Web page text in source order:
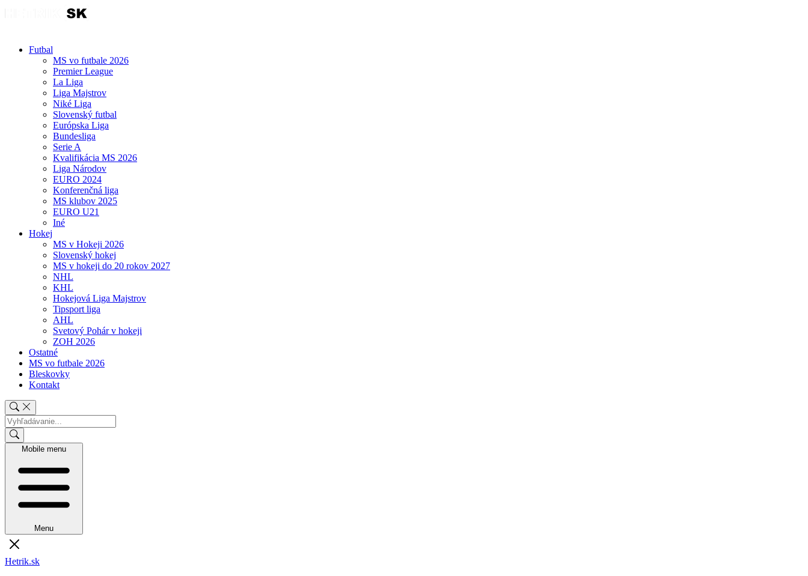
Futbal
MS vo futbale 2026
Premier League
La Liga
Liga Majstrov
Niké Liga
Slovenský futbal
Európska Liga
Bundesliga
Serie A
Kvalifikácia MS 2026
Liga Národov
EURO 2024
Konferenčná liga
MS klubov 2025
EURO U21
Iné
Hokej
MS v Hokeji 2026
Slovenský hokej
MS v hokeji do 20 rokov 2027
NHL
KHL
Hokejová Liga Majstrov
Tipsport liga
AHL
Svetový Pohár v hokeji
ZOH 2026
Ostatné
MS vo futbale 2026
Bleskovky
Kontakt
Mobile menu
Menu
Hetrik.sk